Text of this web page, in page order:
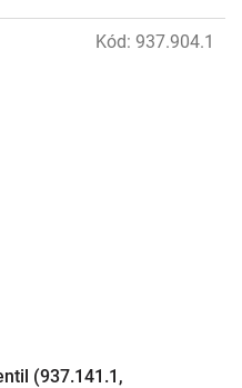
(937.141.1,
Kód: 937.904.1